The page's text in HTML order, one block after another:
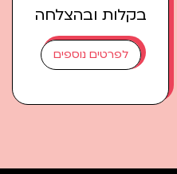
ובהצלחה
לפרטים נוספים